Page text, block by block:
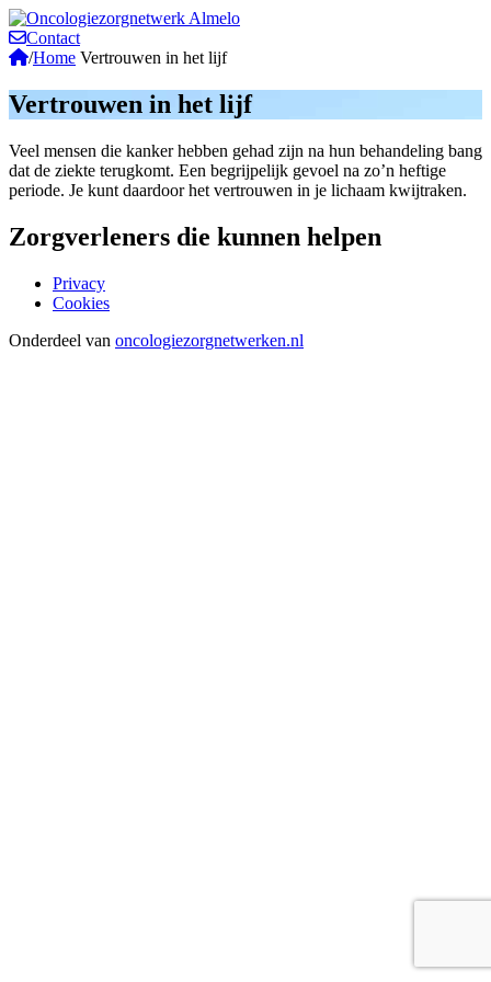
Contact
/Home Vertrouwen in het lijf
Vertrouwen in het lijf
Veel mensen die kanker hebben gehad zijn na hun behandeling bang
dat de ziekte terugkomt. Een begrijpelijk gevoel na zo’n heftige
periode. Je kunt daardoor het vertrouwen in je lichaam kwijtraken.
Zorgverleners die kunnen helpen
Privacy
Cookies
Onderdeel van oncologiezorgnetwerken.nl